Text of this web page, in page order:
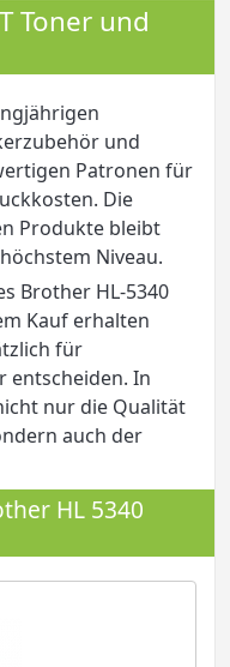
Toner und
und
Patronen für
Die
Produkte bleibt
Niveau.
Brother HL-5340
Kauf erhalten
für
entscheiden. In
nur die Qualität
auch der
HL 5340